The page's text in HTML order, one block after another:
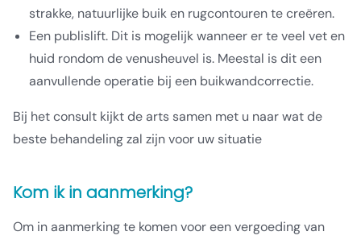
strakke, natuurlijke buik en rugcontouren te creëren.
Een publislift. Dit is mogelijk wanneer er te veel vet en
huid rondom de venusheuvel is. Meestal is dit een
aanvullende operatie bij een buikwandcorrectie.
Bij het consult kijkt de arts samen met u naar wat de
beste behandeling zal zijn voor uw situatie
Kom ik in aanmerking?
Om in aanmerking te komen voor een vergoeding van